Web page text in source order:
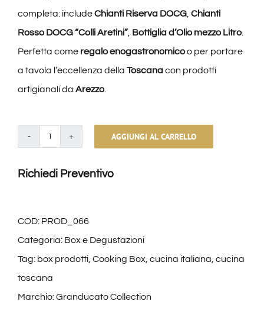
completa: includeChianti Riserva DOCG Chianti
Rosso DOCG “Colli Aretini”, Bottiglia d’Olio mezzo Litro.
Perfetta come regalo enogastronomicoo per portare
a tavola l’eccellenza della Toscanacon prodotti
artigianali da Arezzo.
AGGIUNGI AL CARRELLO
Richiedi Preventivo
COD: PROD_066
Categoria: Box e Degustazioni
Tag: box prodotti Cooking Box cucina italiana cucina
toscana
Marchio:Granducato Collection